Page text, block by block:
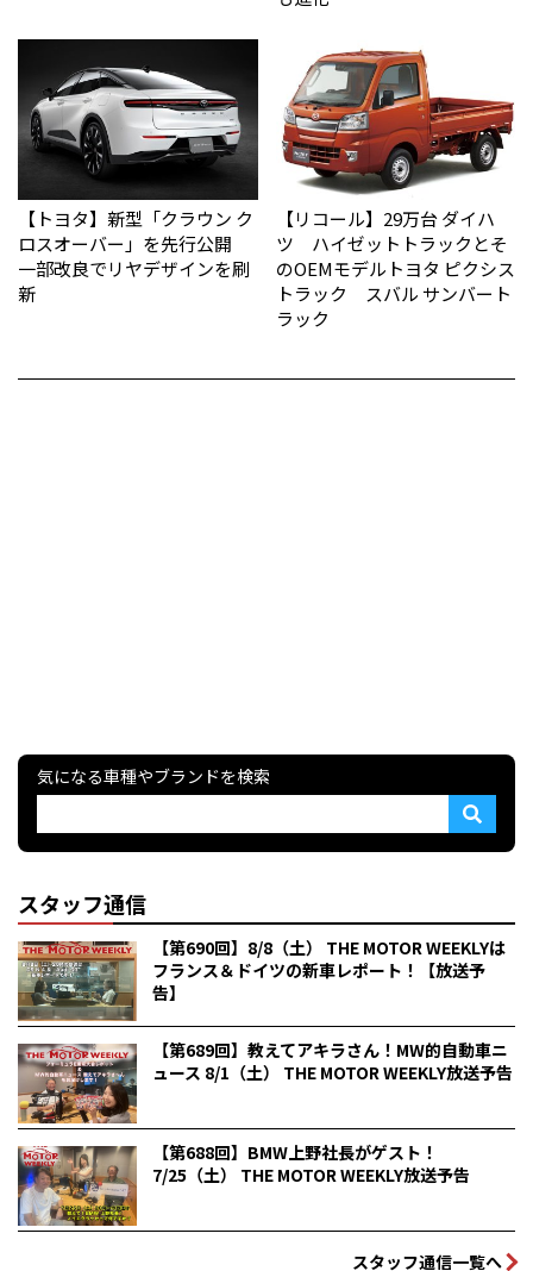
【トヨタ】新型「クラウン ク
ロスオーバー」を先行公開
一部改良でリヤデザインを刷
新
【リコール】29万台 ダイハ
ツ ハイゼットトラックとそ
のOEMモデルトヨタ ピクシス
トラック スバル サンバート
ラック
気になる車種やブランドを検索
スタッフ通信
【第690回】8/8（土） THE MOTOR WEEKLYは
フランス＆ドイツの新車レポート！【放送予
告】
【第689回】教えてアキラさん！MW的自動車ニ
ュース 8/1（土） THE MOTOR WEEKLY放送予告
【第688回】BMW上野社長がゲスト！
7/25（土） THE MOTOR WEEKLY放送予告
スタッフ通信一覧へ